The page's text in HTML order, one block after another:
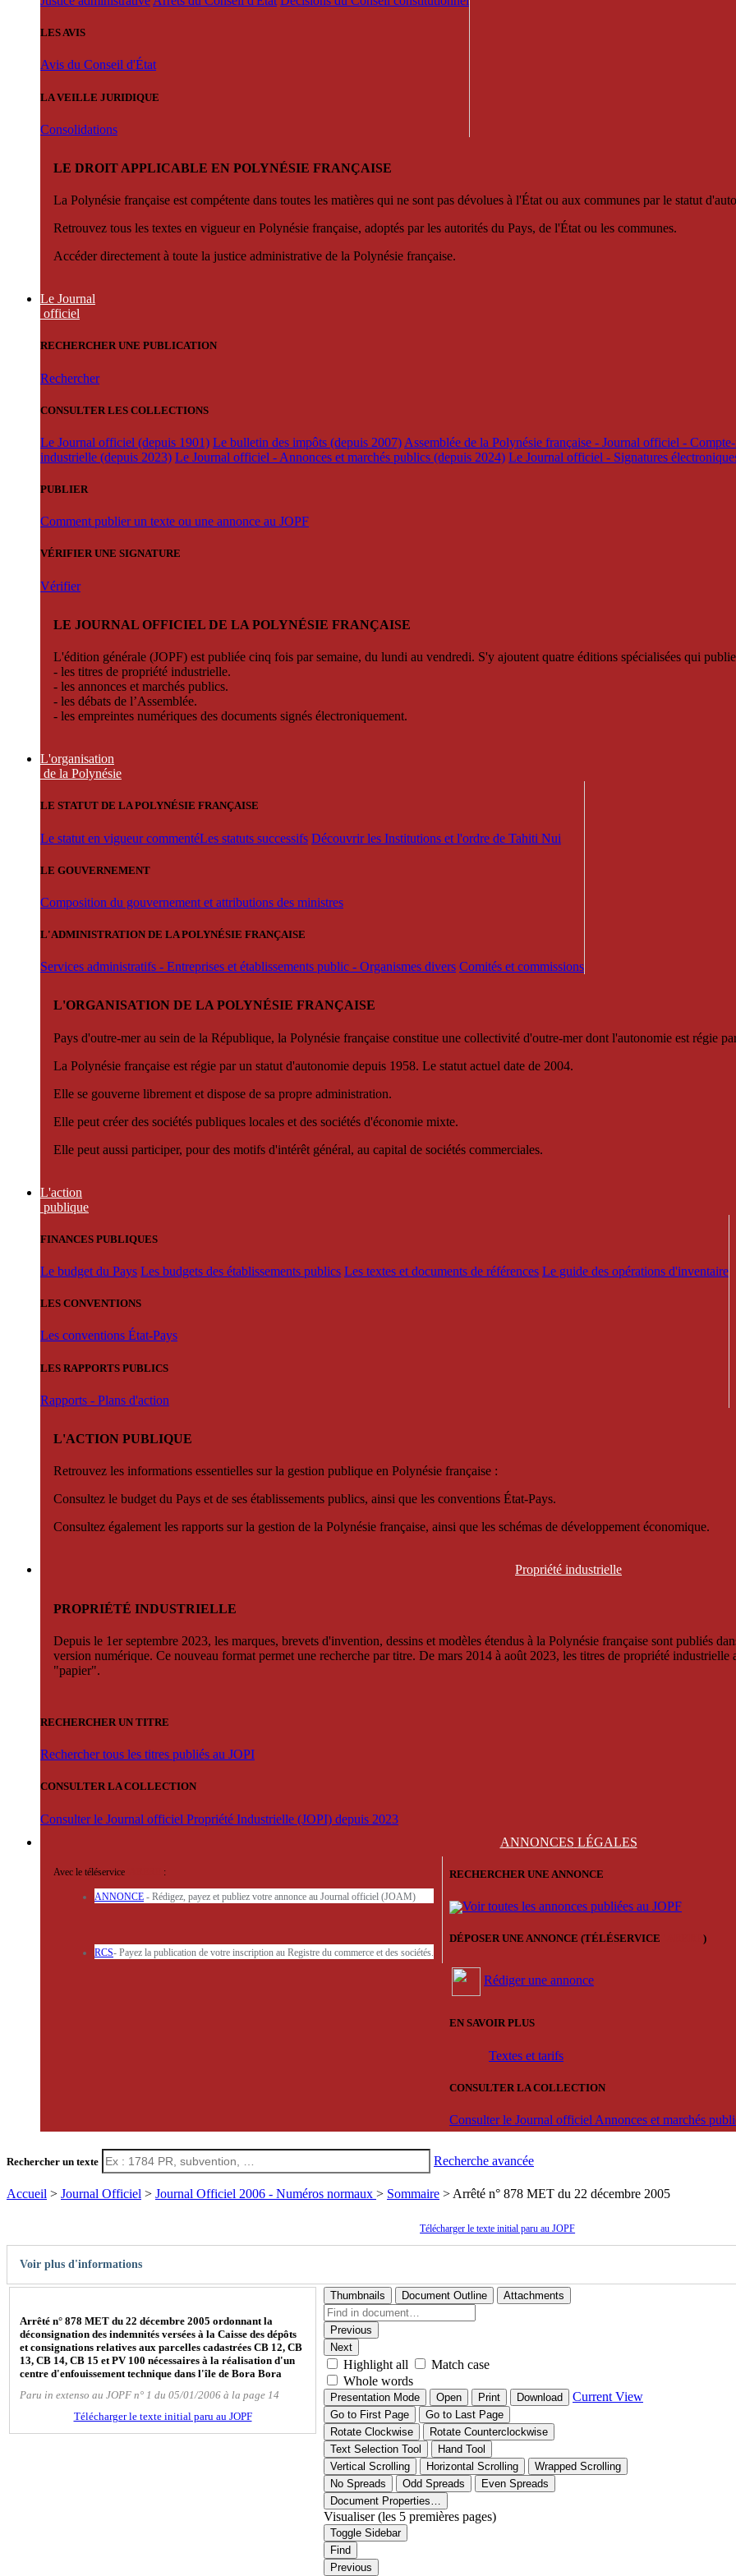
LES AVIS
Avis du Conseil d'État
LA VEILLE JURIDIQUE
Consolidations
LE DROIT APPLICABLE EN POLYNÉSIE FRANÇAISE
La Polynésie française est compétente dans toutes les matières qui ne sont pas dévolues à l'État ou aux communes par le statut
Retrouvez tous les textes en vigueur en Polynésie française, adoptés par les autorités du Pays, de l'État ou les communes.
Accéder directement à toute la justice administrative de la Polynésie française.
Le Journal
officiel
RECHERCHER UNE PUBLICATION
Rechercher
CONSULTER LES COLLECTIONS
Le Journal officiel (depuis 1901) Le bulletin des impôts (depuis 2007) Assemblée de la Polynésie française - Journal officiel -
industrielle (depuis 2023) Le Journal officiel - Annonces et marchés publics (depuis 2024) Le Journal officiel - Signatures
PUBLIER
Comment publier un texte ou une annonce au JOPF
VÉRIFIER UNE SIGNATURE
Vérifier
LE JOURNAL OFFICIEL DE LA POLYNÉSIE FRANÇAISE
L'édition générale (JOPF) est publiée cinq fois par semaine, du lundi au vendredi. S'y ajoutent quatre éditions spécialisées qui
- les titres de propriété industrielle.
- les annonces et marchés publics.
- les débats de l’Assemblée.
- les empreintes numériques des documents signés électroniquement.
L'organisation
de la Polynésie
LE STATUT DE LA POLYNÉSIE FRANÇAISE
Le statut en vigueur commentéLes statuts successifs Découvrir les Institutions et l'ordre de Tahiti Nui
LE GOUVERNEMENT
Composition du gouvernement et attributions des ministres
L'ADMINISTRATION DE LA POLYNÉSIE FRANÇAISE
Services administratifs - Entreprises et établissements public - Organismes divers Comités et commissions
L'ORGANISATION DE LA POLYNÉSIE FRANÇAISE
Pays d'outre-mer au sein de la République, la Polynésie française constitue une collectivité d'outre-mer dont l'autonomie est régie
La Polynésie française est régie par un statut d'autonomie depuis 1958. Le statut actuel date de 2004.
Elle se gouverne librement et dispose de sa propre administration.
Elle peut créer des sociétés publiques locales et des sociétés d'économie mixte.
Elle peut aussi participer, pour des motifs d'intérêt général, au capital de sociétés commerciales.
L'action
publique
FINANCES PUBLIQUES
Le budget du Pays Les budgets des établissements publics Les textes et documents de références Le guide des opérations d'inventaire
LES CONVENTIONS
Les conventions État-Pays
LES RAPPORTS PUBLICS
Rapports - Plans d'action
L'ACTION PUBLIQUE
Retrouvez les informations essentielles sur la gestion publique en Polynésie française :
Consultez le budget du Pays et de ses établissements publics, ainsi que les conventions État-Pays.
Consultez également les rapports sur la gestion de la Polynésie française, ainsi que les schémas de développement économique.
Propriété industrielle
PROPRIÉTÉ INDUSTRIELLE
Depuis le 1er septembre 2023, les marques, brevets d'invention, dessins et modèles étendus à la Polynésie française sont publiés
version numérique. Ce nouveau format permet une recherche par titre. De mars 2014 à août 2023, les titres de propriété
"papier".
RECHERCHER UN TITRE
Rechercher tous les titres publiés au JOPI
CONSULTER LA COLLECTION
Consulter le Journal officiel Propriété Industrielle (JOPI) depuis 2023
ANNONCES LÉGALES
Avec le téléservice :
ANNONCE - Rédigez, payez et publiez votre annonce au Journal officiel (JOAM)
RCS- Payez la publication de votre inscription au Registre du commerce et des sociétés.
RECHERCHER UNE ANNONCE
Voir toutes les annonces publiées au JOPF
DÉPOSER UNE ANNONCE (TÉLÉSERVICE )
Rédiger une annonce
EN SAVOIR PLUS
Textes et tarifs
CONSULTER LA COLLECTION
Consulter le Journal officiel Annonces et marchés
Rechercher un texte Recherche avancée
Accueil > Journal Officiel > Journal Officiel 2006 - Numéros normaux > Sommaire > Arrêté n° 878 MET du 22 décembre 2005
Télécharger le texte initial paru au JOPF
Voir plus d'informations
Arrêté n° 878 MET du 22 décembre 2005 ordonnant la
déconsignation des indemnités versées à la Caisse des dépôts
et consignations relatives aux parcelles cadastrées CB 12, CB
13, CB 14, CB 15 et PV 100 nécessaires à la réalisation d'un
centre d'enfouissement technique dans l'île de Bora Bora
Paru in extenso au JOPF n° 1 du 05/01/2006 à la page 14
Télécharger le texte initial paru au JOPF
Thumbnails Document Outline Attachments
Previous
Next
Highlight all
Match case
Whole words
Presentation Mode Open Print Download Current View
Go to First Page
Go to Last Page
Rotate Clockwise
Rotate Counterclockwise
Text Selection Tool
Hand Tool
Vertical Scrolling
Horizontal Scrolling
Wrapped Scrolling
No Spreads
Odd Spreads
Even Spreads
Document Properties…
Visualiser (les 5 premières pages)
Toggle Sidebar
Find
Previous